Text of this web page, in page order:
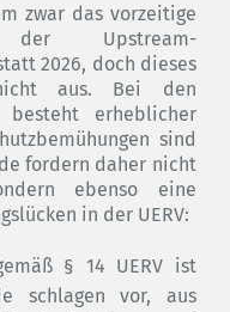
zwar das vorzeitige
Upstream-
2026, doch dieses
aus. Bei den
besteht erheblicher
sind
fordern daher nicht
ebenso eine
in der UERV:
§ 14 UERV ist
schlagen vor, aus